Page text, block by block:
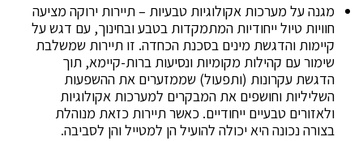
מגנה על מערכות אקולוגיות טבעיות – תיירות ירוקה מציעה
חוויות טיול ייחודיות המתמקדות בטבע ובחינוך, עם דגש על
קיימות והדגשת מינים בסכנת הכחדה. זו תיירות שמשלבת
שימור עם קהילות מקומיות ונסיעות ברות-קיימא, תוך
הדגשת עקרונות (ותפעול) שממזערים את ההשפעות
השליליות וחושפים את המבקרים למערכות אקולוגיות
ולאזורים טבעיים ייחודיים. כאשר תיירות כזאת מנוהלת
בצורה נכונה היא יכולה להועיל הן למטייל והן לסביבה.